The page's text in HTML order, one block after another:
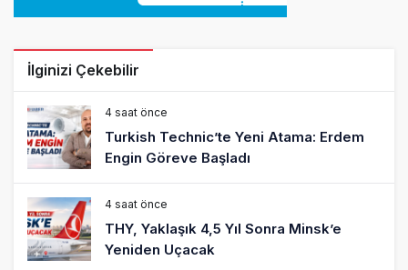
İlginizi Çekebilir
4 saat önce
Turkish Technic’te Yeni Atama: Erdem
Engin Göreve Başladı
4 saat önce
THY, Yaklaşık 4,5 Yıl Sonra Minsk’e
Yeniden Uçacak